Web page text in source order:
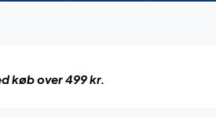
køb over 499 kr.